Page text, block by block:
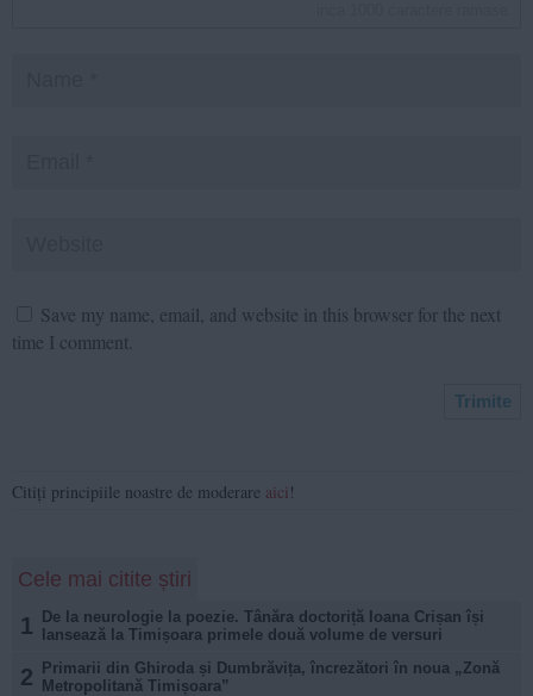
Save my name, email, and website in this browser for the next
time I comment.
Citiți principiile noastre de moderare aici!
Cele mai citite știri
1
De la neurologie la poezie. Tânăra doctoriță Ioana Crișan își
lansează la Timișoara primele două volume de versuri
2
Primarii din Ghiroda și Dumbrăvița, încrezători în noua „Zonă
Metropolitană Timișoara”